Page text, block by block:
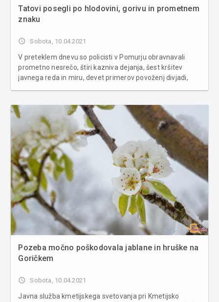
Tatovi posegli po hlodovini, gorivu in prometnem
znaku
access_time Sobota, 10.04.2021
V preteklem dnevu so policisti v Pomurju obravnavali
prometno nesrečo, štiri kazniva dejanja, šest kršitev
javnega reda in miru, devet primerov povoženj divjadi,
bilo...
Pozeba močno poškodovala jablane in hruške na
Goričkem
access_time Sobota, 10.04.2021
Javna služba kmetijskega svetovanja pri Kmetijsko